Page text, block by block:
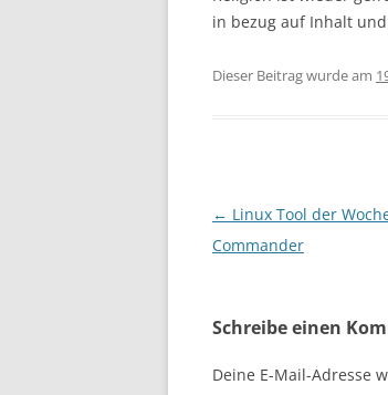
in bezug auf Inhalt
Dieser Beitrag wurde am
Beitragsnavigation
← Linux Tool der
Commander
Schreibe einen
Deine E-Mail-Adresse